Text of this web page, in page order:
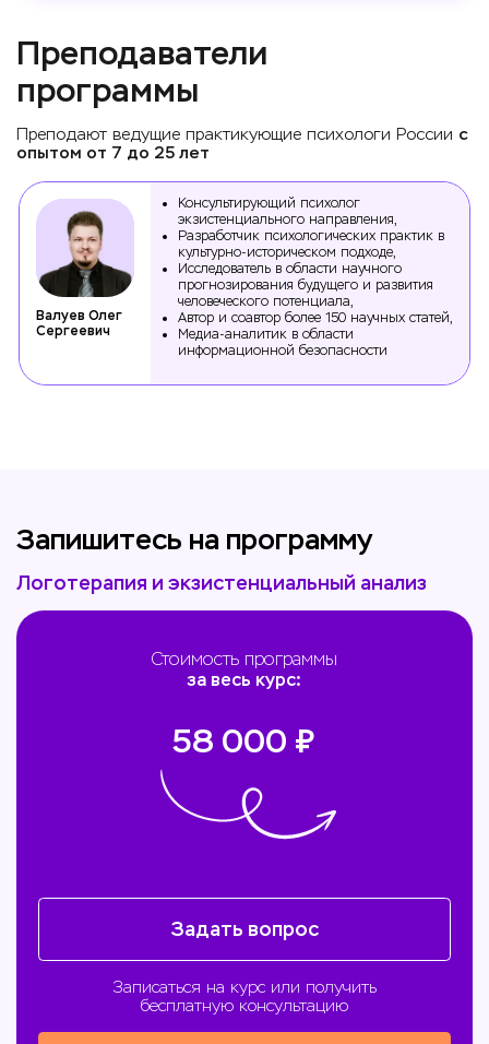
Преподаватели
программы
Преподают ведущие практикующие психологи России с
опытом от 7 до 25 лет
Валуев Олег
Сергеевич
Консультирующий психолог
экзистенциального направления,
Разработчик психологических практик в
культурно-историческом подходе,
Исследователь в области научного
прогнозирования будущего и развития
человеческого потенциала,
Автор и соавтор более 150 научных статей,
Медиа-аналитик в области
информационной безопасности
Запишитесь на программу
Логотерапия и экзистенциальный анализ
Стоимость программы
за весь курс:
58 000 ₽
Задать вопрос
Записаться на курс или получить
бесплатную консультацию